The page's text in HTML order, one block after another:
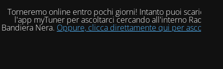
Torneremo online entro pochi giorni! Intanto puoi scaricare
l'app myTuner per ascoltarci cercando all'interno Radio
Bandiera Nera. Oppure, clicca direttamente qui per ascoltarci!